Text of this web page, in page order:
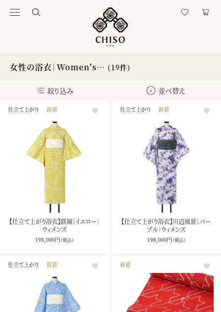
女性の浴衣｜Women's… (19件)
絞り込み 並べ替え
仕立て上がり 新着
【仕立て上がり浴衣】鉄線｜イエロー｜
ウィメンズ
198,000円 （税込）
仕立て上がり 新着
【仕立て上がり浴衣】川辺風景｜パー
プル｜ウィメンズ
198,000円 （税込）
仕立て上がり 新着 新着